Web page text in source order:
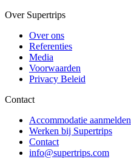
Over Supertrips
Over ons
Referenties
Media
Voorwaarden
Privacy Beleid
Contact
Accommodatie aanmelden
Werken bij Supertrips
Contact
info@supertrips.com